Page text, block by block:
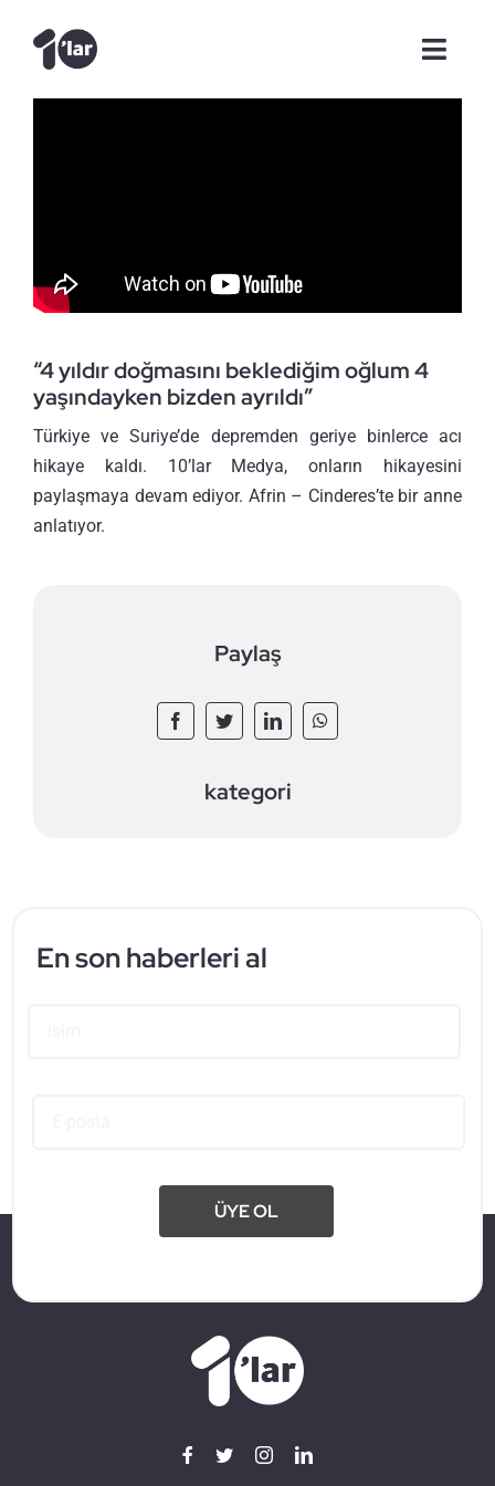
content
Makale
Röportajlar
Tanışalım mı?
“4 yıldır doğmasını beklediğim oğlum 4
yaşındayken bizden ayrıldı”
Türkiye ve Suriye’de depremden geriye binlerce acı
hikaye kaldı. 10’lar Medya, onların hikayesini
paylaşmaya devam ediyor. Afrin – Cinderes’te bir anne
anlatıyor.
Paylaş
kategori
En son haberleri al
ÜYE OL